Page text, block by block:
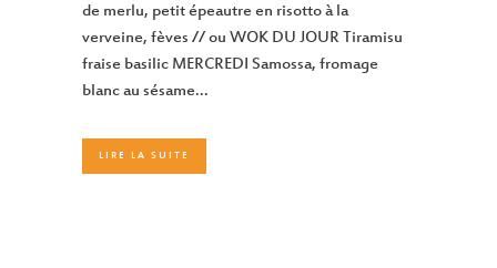
de merlu, petit épeautre en risotto à la
verveine, fèves // ou WOK DU JOUR Tiramisu
fraise basilic MERCREDI Samossa, fromage
blanc au sésame...
LIRE LA SUITE